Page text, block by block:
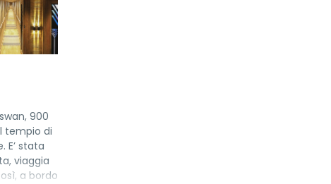
900
tempio di
E’ stata
viaggia
a bordo